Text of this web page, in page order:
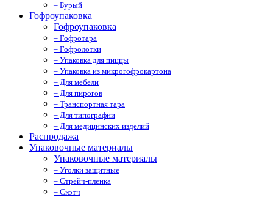
– Бурый
Гофроупаковка
Гофроупаковка
– Гофротара
– Гофролотки
– Упаковка для пиццы
– Упаковка из микрогофрокартона
– Для мебели
– Для пирогов
– Транспортная тара
– Для типографии
– Для медицинских изделий
Распродажа
Упаковочные материалы
Упаковочные материалы
– Уголки защитные
– Стрейч-пленка
– Скотч